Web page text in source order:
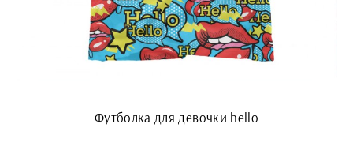
Футболка для девочки hello